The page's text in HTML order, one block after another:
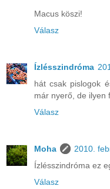
Macus köszi!
Válasz
Ízlésszindróma
hát csak pislogok
már nyerő, de ilyen
Válasz
Moha
2010.
Ízlésszindróma ez
Válasz